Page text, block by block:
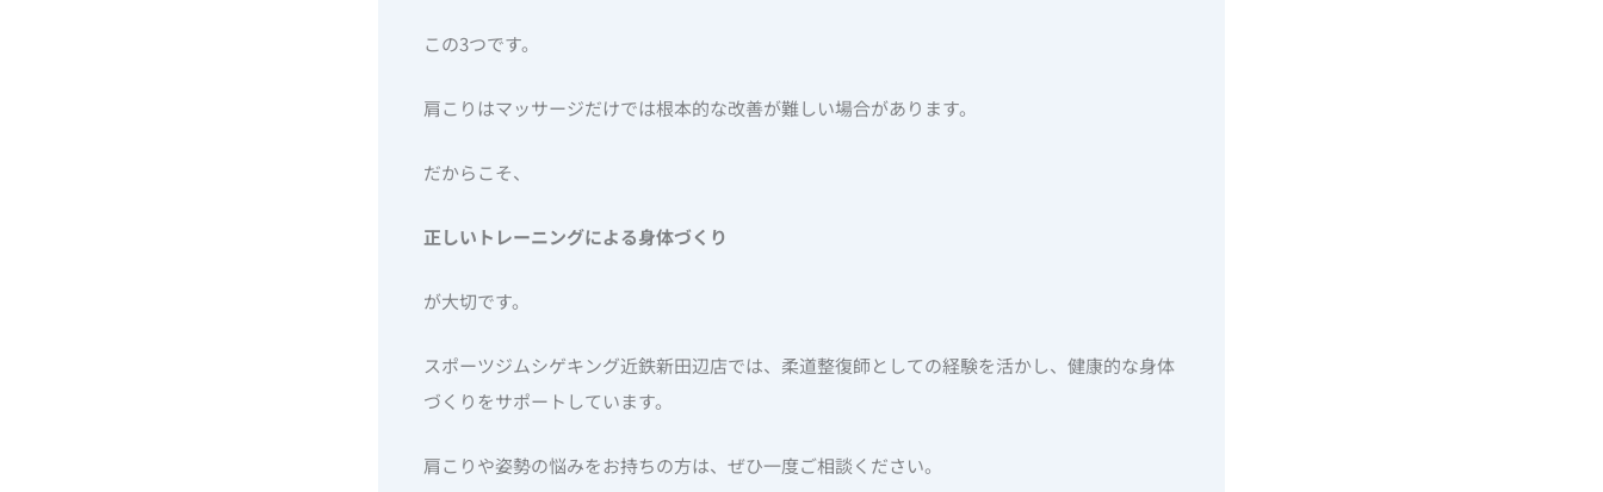
この3つです。
肩こりはマッサージだけでは根本的な改善が難しい場合があります。
だからこそ、
正しいトレーニングによる身体づくり
が大切です。
スポーツジムシゲキング近鉄新田辺店では、柔道整復師としての経験を活かし、健康的な身体
づくりをサポートしています。
肩こりや姿勢の悩みをお持ちの方は、ぜひ一度ご相談ください。